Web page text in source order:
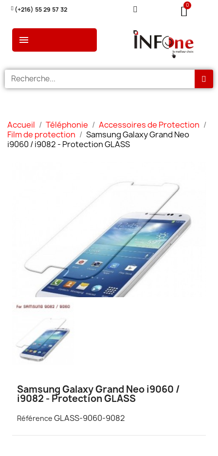
(+216) 55 29 57 32
Accueil Téléphonie
Accessoires de Protection
Film de protection
Samsung Galaxy Grand Neo
i9060 / i9082 - Protection GLASS
Samsung Galaxy Grand Neo i9060 /
i9082 - Protection GLASS
Référence GLASS-9060-9082